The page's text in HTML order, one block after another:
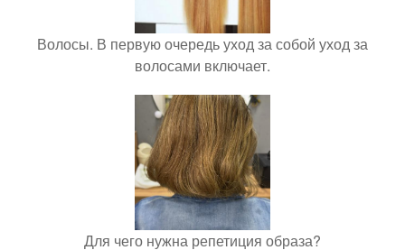
Волосы. В первую очередь уход за собой уход за
волосами включает.
Для чего нужна репетиция образа?